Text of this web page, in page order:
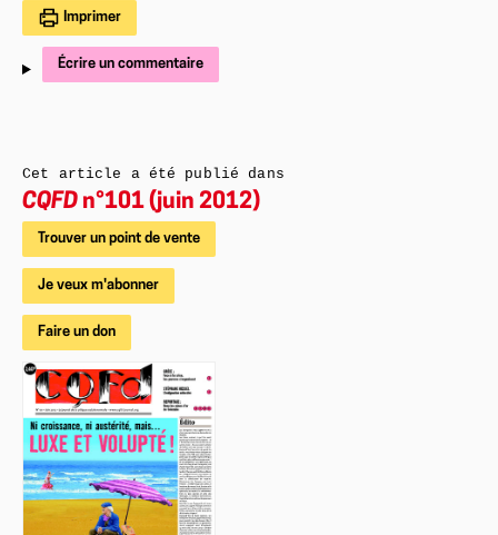
Imprimer
Écrire un commentaire
Cet article a été publié dans
CQFD n°101 (juin 2012)
Trouver un point de vente
Je veux m'abonner
Faire un don